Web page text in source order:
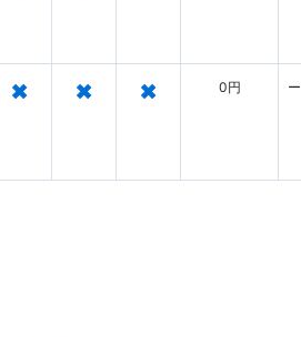
× × × 0円 ー